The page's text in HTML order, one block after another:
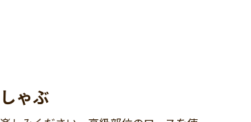
ゃぶ